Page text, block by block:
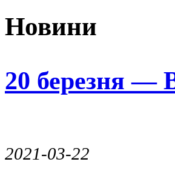
Новини
20 березня —
2021-03-22